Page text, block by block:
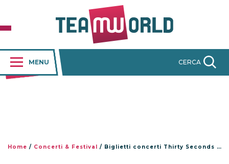
MENU CERCA
Home / Concerti & Festival / Biglietti concerti Thirty Seconds To Mars in Italia nel 2025: città e date